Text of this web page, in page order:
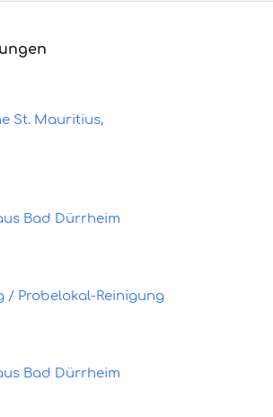
St. Mauritius,
Bad Dürrheim
/ Probelokal-Reinigung
Bad Dürrheim